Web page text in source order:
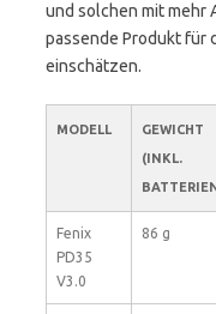
und solchen mit mehr
passende Produkt für
einschätzen.
MODELL
GEWICHT
(INKL.
Fenix
PD35
V3.0
86 g